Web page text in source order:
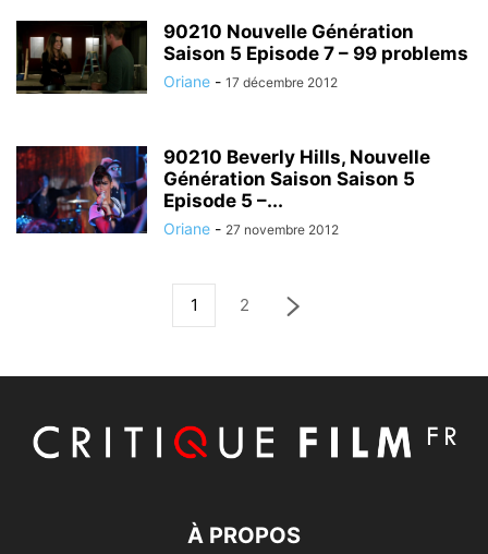
90210 Nouvelle Génération
Saison 5 Episode 7 – 99 problems
Oriane - 17 décembre 2012
90210 Beverly Hills, Nouvelle
Génération Saison Saison 5
Episode 5 –...
Oriane - 27 novembre 2012
1 2
À PROPOS